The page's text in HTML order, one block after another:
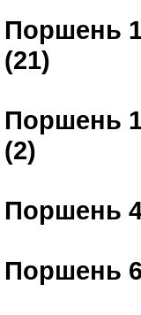
Поршень
(21)
Поршень
(2)
Поршень
Поршень